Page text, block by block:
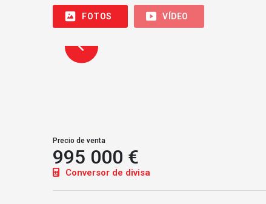
FOTOS VÍDEO
Precio de venta
995 000 €
Conversor de divisa